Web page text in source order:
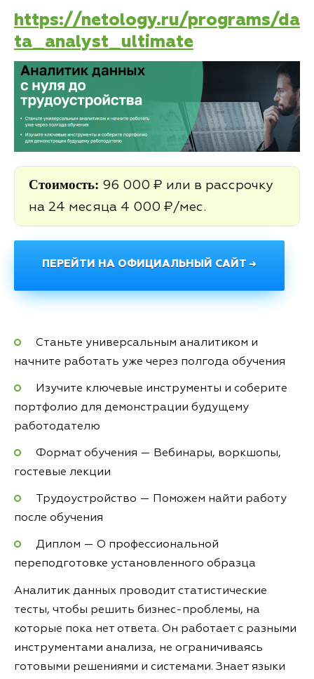
https://netology.ru/programs/da
ta_analyst_ultimate
Стоимость: 96 000 ₽ или в рассрочку
на 24 месяца 4 000 ₽/мес.
ПЕРЕЙТИ НА ОФИЦИАЛЬНЫЙ САЙТ →
Станьте универсальным аналитиком и
начните работать уже через полгода обучения
Изучите ключевые инструменты и соберите
портфолио для демонстрации будущему
работодателю
Формат обучения — Вебинары, воркшопы,
гостевые лекции
Трудоустройство — Поможем найти работу
после обучения
Диплом — О профессиональной
переподготовке установленного образца
Аналитик данных проводит статистические
тесты, чтобы решить бизнес-проблемы, на
которые пока нет ответа. Он работает с разными
инструментами анализа, не ограничиваясь
готовыми решениями и системами. Знает языки